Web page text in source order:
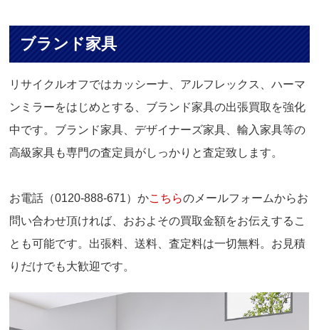
ブランド家具
リサイクルオフではカッシーナ、アルフレックス、ハーマ
ンミラーをはじめとする、ブランド家具の出張買取を強化
中です。ブランド家具、デザイナーズ家具、輸入家具等の
高級家具も専門の査定員がしっかりと査定致します。
お電話（0120-888-671）かこちらのメールフォームからお
問い合わせ頂ければ、おおよその買取金額をお伝えするこ
とも可能です。出張料、送料、査定料は一切無料。お見積
りだけでも大歓迎です。